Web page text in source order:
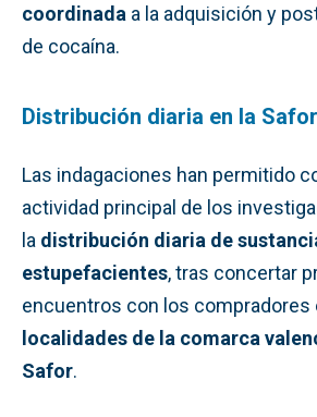
coordinada a la adquisición y
de cocaína.
Distribución diaria en la Safor
Las indagaciones han permitido
actividad principal de los
la distribución diaria de
estupefacientes, tras concertar
encuentros con los compradores
localidades de la comarca
Safor.